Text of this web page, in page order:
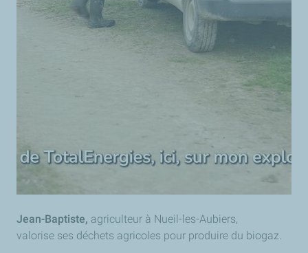
Jean-Baptiste, agriculteur à Nueil-les-Aubiers,
valorise ses déchets agricoles pour produire du biogaz.